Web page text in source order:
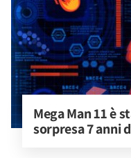
Mega Man 11 è
sorpresa 7 anni